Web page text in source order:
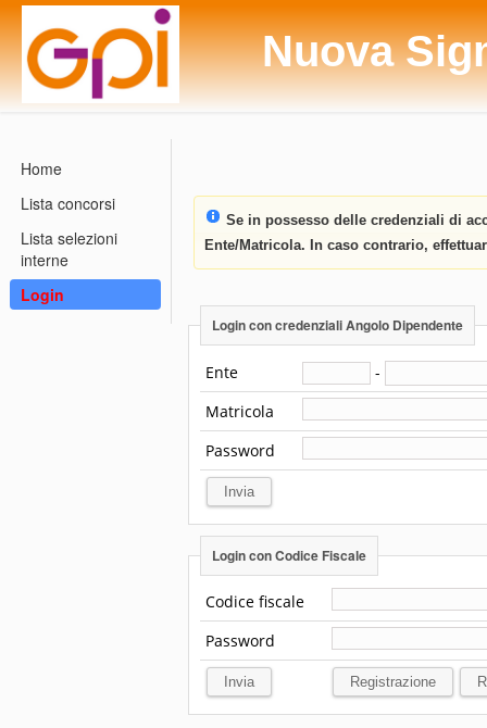
Nuova
Home
Lista concorsi
Lista selezioni
interne
Login
Se in possesso delle credenziali di
Ente/Matricola. In caso contrario,
Login con credenziali Angolo Dipendente
Ente
-
Matricola
Password
Login con Codice Fiscale
Codice fiscale
Password